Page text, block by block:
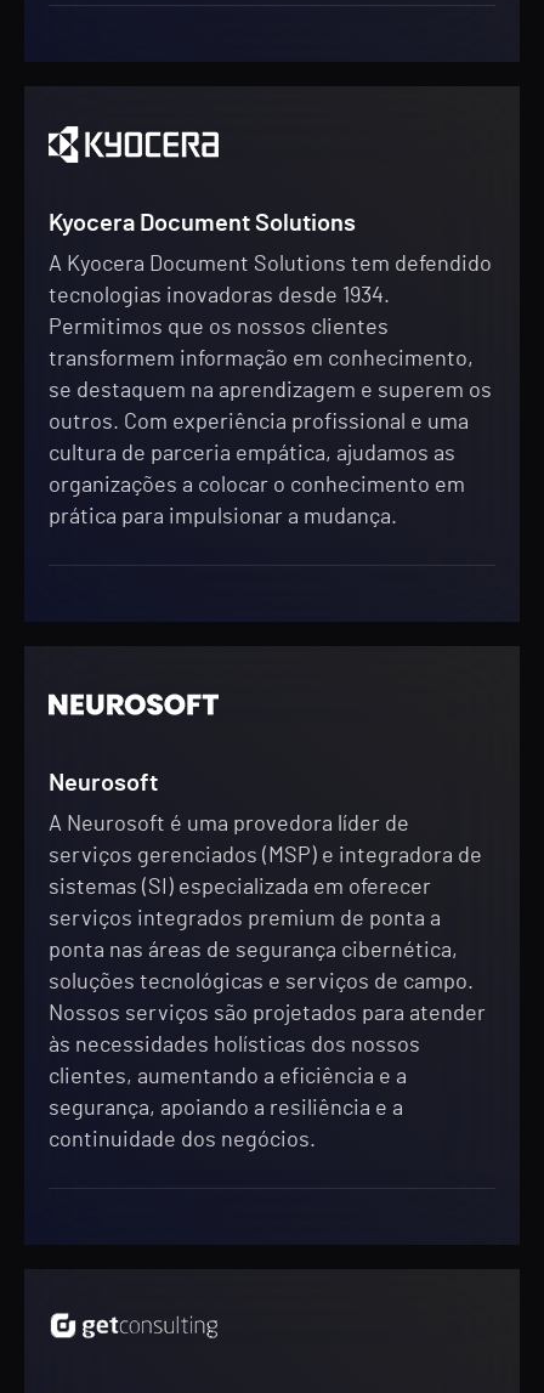
Kyocera Document Solutions
A Kyocera Document Solutions tem defendido
tecnologias inovadoras desde 1934.
Permitimos que os nossos clientes
transformem informação em conhecimento,
se destaquem na aprendizagem e superem os
outros. Com experiência profissional e uma
cultura de parceria empática, ajudamos as
organizações a colocar o conhecimento em
prática para impulsionar a mudança.
Neurosoft
A Neurosoft é uma provedora líder de
serviços gerenciados (MSP) e integradora de
sistemas (SI) especializada em oferecer
serviços integrados premium de ponta a
ponta nas áreas de segurança cibernética,
soluções tecnológicas e serviços de campo.
Nossos serviços são projetados para atender
às necessidades holísticas dos nossos
clientes, aumentando a eficiência e a
segurança, apoiando a resiliência e a
continuidade dos negócios.